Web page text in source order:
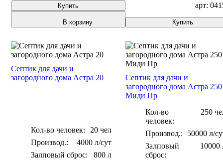
Купить
В корзину
арт:
Купить
Септик для дачи и
загородного дома Астра 20
Кол-во человек:
20 чел
4000 л/сут
Залповый сброс:
800 л
Септик для дачи и
загородного дома Астра 250
Миди Пр
Кол-во
человек:
250
50000 л/
Залповый
сброс:
10000